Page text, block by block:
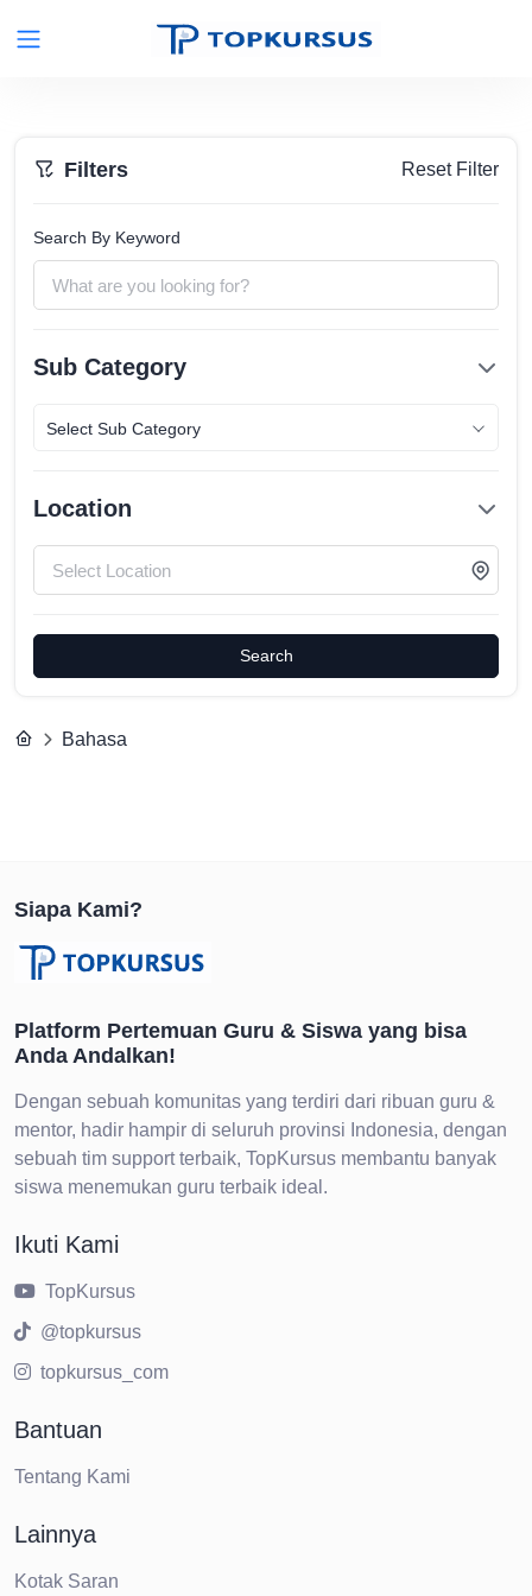
Filters Reset Filter
Search By Keyword
Sub Category
Select Sub Category
Location
Search
Bahasa
Siapa Kami?
Platform Pertemuan Guru & Siswa yang bisa
Anda Andalkan!
Dengan sebuah komunitas yang terdiri dari ribuan guru &
mentor, hadir hampir di seluruh provinsi Indonesia, dengan
sebuah tim support terbaik, TopKursus membantu banyak
siswa menemukan guru terbaik ideal.
Ikuti Kami
TopKursus
@topkursus
topkursus_com
Bantuan
Tentang Kami
Lainnya
Kotak Saran